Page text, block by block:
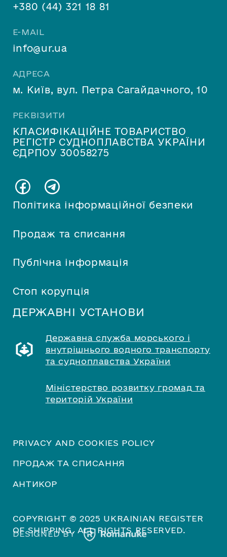
Політика інформаційної безпеки
Продаж та списання
Публічна інформація
Стоп корупція
+380 (44) 321 18 81
E-MAIL
info@ur.ua
АДРЕСА
м. Київ, вул. Петра Сагайдачного, 10
РЕКВІЗИТИ
КЛАСИФІКАЦІЙНЕ ТОВАРИСТВО
РЕГІСТР СУДНОПЛАВСТВА УКРАЇНИ
ЄДРПОУ 30058275
ДЕРЖАВНІ УСТАНОВИ
Державна служба морського і
внутрішнього водного транспорту
та судноплавства України
Міністерство розвитку громад та
територій України
PRIVACY AND COOKIES POLICY
ПРОДАЖ ТА СПИСАННЯ
АНТИКОР
COPYRIGHT © 2025 UKRAINIAN REGISTER
OF SHIPPING. ALL RIGHTS RESERVED.
DESIGNED BY